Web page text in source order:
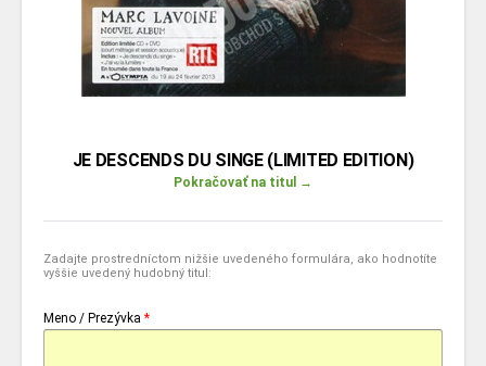
JE DESCENDS DU SINGE (LIMITED EDITION)
Pokračovať na titul →
Zadajte prostredníctom nižšie uvedeného formulára, ako hodnotíte
vyššie uvedený hudobný titul:
Meno / Prezývka *